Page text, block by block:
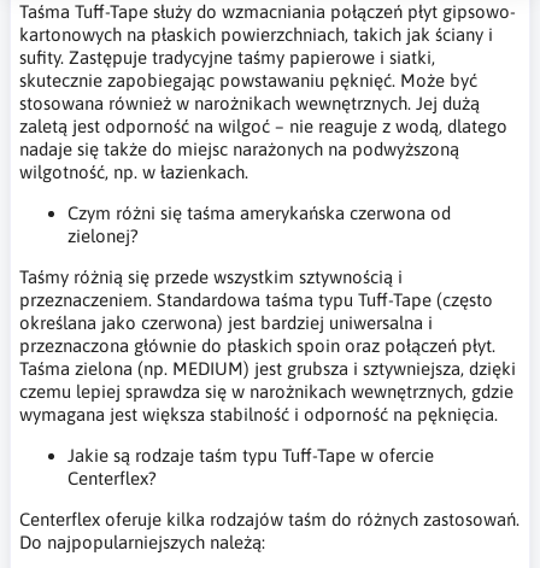
Taśma Tuff-Tape służy do wzmacniania połączeń płyt gipsowo-
kartonowych na płaskich powierzchniach, takich jak ściany i
sufity. Zastępuje tradycyjne taśmy papierowe i siatki,
skutecznie zapobiegając powstawaniu pęknięć. Może być
stosowana również w narożnikach wewnętrznych. Jej dużą
zaletą jest odporność na wilgoć – nie reaguje z wodą, dlatego
nadaje się także do miejsc narażonych na podwyższoną
wilgotność, np. w łazienkach.
Czym różni się taśma amerykańska czerwona od
zielonej?
Taśmy różnią się przede wszystkim sztywnością i
przeznaczeniem. Standardowa taśma typu Tuff-Tape (często
określana jako czerwona) jest bardziej uniwersalna i
przeznaczona głównie do płaskich spoin oraz połączeń płyt.
Taśma zielona (np. MEDIUM) jest grubsza i sztywniejsza, dzięki
czemu lepiej sprawdza się w narożnikach wewnętrznych, gdzie
wymagana jest większa stabilność i odporność na pęknięcia.
Jakie są rodzaje taśm typu Tuff-Tape w ofercie
Centerflex?
Centerflex oferuje kilka rodzajów taśm do różnych zastosowań.
Do najpopularniejszych należą: